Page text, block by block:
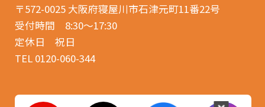
〒572-0025 大阪府寝屋川市石津元町11番22号
受付時間 8:30〜17:30
定休日 祝日
TEL 0120-060-344